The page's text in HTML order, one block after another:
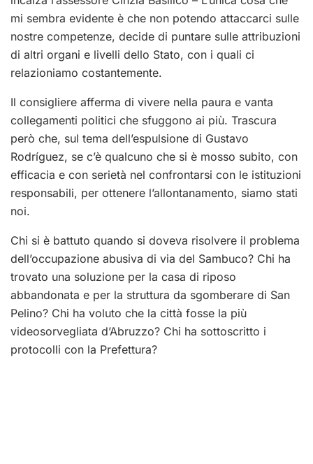
mi sembra evidente è che non potendo attaccarci sulle
nostre competenze, decide di puntare sulle attribuzioni
di altri organi e livelli dello Stato, con i quali ci
relazioniamo costantemente.
Il consigliere afferma di vivere nella paura e vanta
collegamenti politici che sfuggono ai più. Trascura
però che, sul tema dell’espulsione di Gustavo
Rodríguez, se c’è qualcuno che si è mosso subito, con
efficacia e con serietà nel confrontarsi con le istituzioni
responsabili, per ottenere l’allontanamento, siamo stati
noi.
Chi si è battuto quando si doveva risolvere il problema
dell’occupazione abusiva di via del Sambuco? Chi ha
trovato una soluzione per la casa di riposo
abbandonata e per la struttura da sgomberare di San
Pelino? Chi ha voluto che la città fosse la più
videosorvegliata d’Abruzzo? Chi ha sottoscritto i
protocolli con la Prefettura?